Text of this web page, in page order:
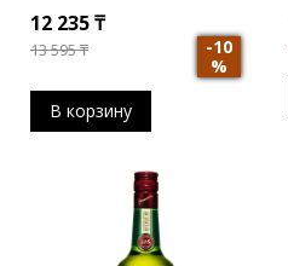
12 235₸
13 595₸
-10
%
В корзину
3 года
10 лет